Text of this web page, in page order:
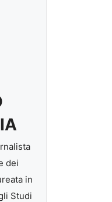
dei
in
Studi